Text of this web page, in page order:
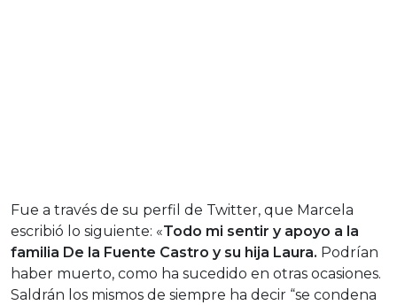
Fue a través de su perfil de Twitter, que Marcela
escribió lo siguiente: «Todo mi sentir y apoyo a la
familia De la Fuente Castro y su hija Laura. Podrían
haber muerto, como ha sucedido en otras ocasiones.
Saldrán los mismos de siempre ha decir “se condena